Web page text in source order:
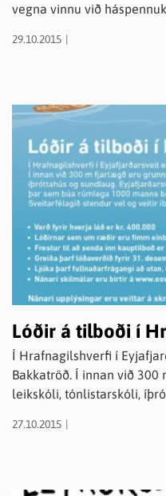
vegna vinnu við háspennukerfið. Beðist er
svæðisvakt RARIK
29.10.2015
Lóðir á tilboði í
Í Hrafnagilshverfi í
Bakkatröð. Í innan við
leikskóli, tónlistarskóli,
rúmlega 1000 manns
27.10.2015